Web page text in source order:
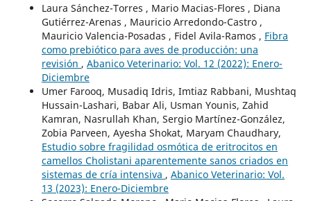
Laura Sánchez-Torres , Mario Macias-Flores , Diana
Gutiérrez-Arenas , Mauricio Arredondo-Castro ,
Mauricio Valencia-Posadas , Fidel Avila-Ramos , Fibra
como prebiótico para aves de producción: una
revisión , Abanico Veterinario: Vol. 12 (2022): Enero-
Diciembre
Umer Farooq, Musadiq Idris, Imtiaz Rabbani, Mushtaq
Hussain-Lashari, Babar Ali, Usman Younis, Zahid
Kamran, Nasrullah Khan, Sergio Martínez-González,
Zobia Parveen, Ayesha Shokat, Maryam Chaudhary,
Estudio sobre fragilidad osmótica de eritrocitos en
camellos Cholistani aparentemente sanos criados en
sistemas de cría intensiva , Abanico Veterinario: Vol.
13 (2023): Enero-Diciembre